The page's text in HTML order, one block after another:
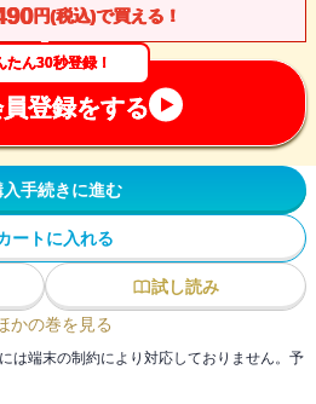
円(税込)で買える！
たん30秒登録！
登録をする
入手続きに進む
ートに入れる
試し読み
かの巻を見る
は端末の制約により対応しておりません。予